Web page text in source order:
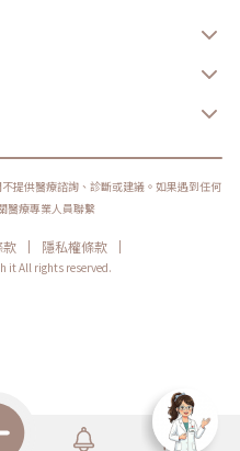
提供醫療諮詢、診斷或建議。如果遇到任何
醫療專業人員聯繫
款 | 隱私權條款
|
it All rights reserved.